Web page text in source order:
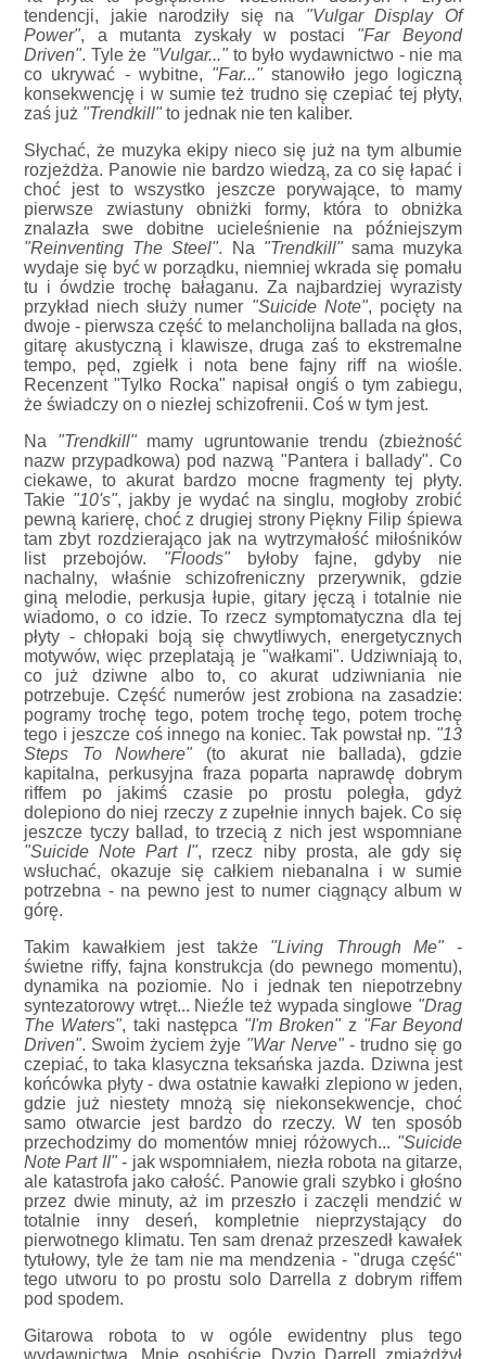
tendencji, jakie narodziły się na "Vulgar Display Of
Power", a mutanta zyskały w postaci "Far Beyond
Driven". Tyle że "Vulgar..." to było wydawnictwo - nie ma
co ukrywać - wybitne, "Far..."stanowiło jego logiczną
konsekwencję i w sumie też trudno się czepiać tej płyty,
zaś już "Trendkill"to jednak nie ten kaliber.
Słychać, że muzyka ekipy nieco się już na tym albumie
rozjeżdża. Panowie nie bardzo wiedzą, za co się łapać i
choć jest to wszystko jeszcze porywające, to mamy
pierwsze zwiastuny obniżki formy, która to obniżka
znalazła swe dobitne ucieleśnienie na późniejszym
"Reinventing The Steel". Na "Trendkill" sama muzyka
wydaje się być w porządku, niemniej wkrada się pomału
tu i ówdzie trochę bałaganu. Za najbardziej wyrazisty
przykład niech służy numer "Suicide Note", pocięty na
dwoje - pierwsza część to melancholijna ballada na głos,
gitarę akustyczną i klawisze, druga zaś to ekstremalne
tempo, pęd, zgiełk i nota bene fajny riff na wiośle.
Recenzent "Tylko Rocka" napisał ongiś o tym zabiegu,
że świadczy on o niezłej schizofrenii. Coś w tym jest.
Na "Trendkill" mamy ugruntowanie trendu (zbieżność
nazw przypadkowa) pod nazwą "Pantera i ballady". Co
ciekawe, to akurat bardzo mocne fragmenty tej płyty.
Takie "10's", jakby je wydać na singlu, mogłoby zrobić
pewną karierę, choć z drugiej strony Piękny Filip śpiewa
tam zbyt rozdzierająco jak na wytrzymałość miłośników
list przebojów. "Floods"
byłoby fajne, gdyby nie
nachalny, właśnie schizofreniczny przerywnik, gdzie
giną melodie, perkusja łupie, gitary jęczą i totalnie nie
wiadomo, o co idzie. To rzecz symptomatyczna dla tej
płyty - chłopaki boją się chwytliwych, energetycznych
motywów, więc przeplatają je "wałkami". Udziwniają to,
co już dziwne albo to, co akurat udziwniania nie
potrzebuje. Część numerów jest zrobiona na zasadzie:
pogramy trochę tego, potem trochę tego, potem trochę
tego i jeszcze coś innego na koniec. Tak powstał np. "13
Steps To Nowhere" (to akurat nie ballada), gdzie
kapitalna, perkusyjna fraza poparta naprawdę dobrym
riffem po jakimś czasie po prostu poległa, gdyż
dolepiono do niej rzeczy z zupełnie innych bajek. Co się
jeszcze tyczy ballad, to trzecią z nich jest wspomniane
"Suicide Note Part I", rzecz niby prosta, ale gdy się
wsłuchać, okazuje się całkiem niebanalna i w sumie
potrzebna - na pewno jest to numer ciągnący album w
górę.
Takim kawałkiem jest także "Living Through Me" -
świetne riffy, fajna konstrukcja (do pewnego momentu),
dynamika na poziomie. No i jednak ten niepotrzebny
syntezatorowy wtręt... Nieźle też wypada singlowe "Drag
The Waters", taki następca "I'm Broken" z "Far Beyond
Driven". Swoim życiem żyje "War Nerve" - trudno się go
czepiać, to taka klasyczna teksańska jazda. Dziwna jest
końcówka płyty - dwa ostatnie kawałki zlepiono w jeden,
gdzie już niestety mnożą się niekonsekwencje, choć
samo otwarcie jest bardzo do rzeczy. W ten sposób
przechodzimy do momentów mniej różowych... "Suicide
Note Part II"- jak wspomniałem, niezła robota na gitarze,
ale katastrofa jako całość. Panowie grali szybko i głośno
przez dwie minuty, aż im przeszło i zaczęli mendzić w
totalnie inny deseń, kompletnie nieprzystający do
pierwotnego klimatu. Ten sam drenaż przeszedł kawałek
tytułowy, tyle że tam nie ma mendzenia - "druga część"
tego utworu to po prostu solo Darrella z dobrym riffem
pod spodem.
Gitarowa robota to w ogóle ewidentny plus tego